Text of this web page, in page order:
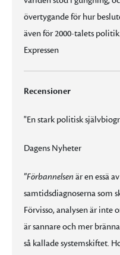
övertygande för hur
även för 2000-talets
Expressen
Recensioner
"En stark politisk
Dagens Nyheter
”Förbannelsen är en essä
samtidsdiagnoserna som
Förvisso, analysen är inte
är sannare och mer
så kallade systemskiftet.